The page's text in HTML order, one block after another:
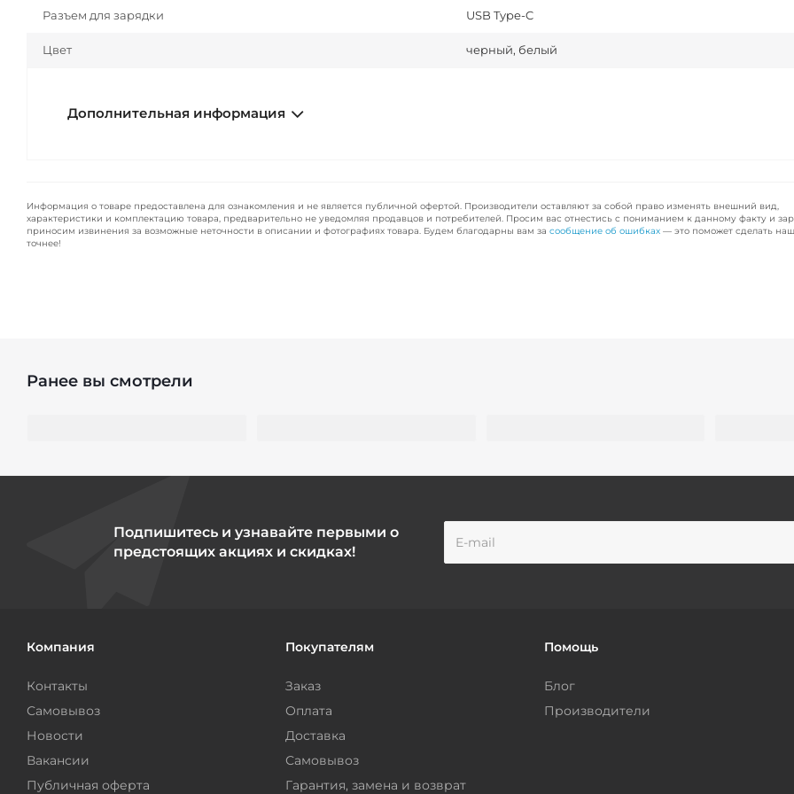
Разъем для зарядки USB Type-C
Цвет черный, белый
Дополнительная информация
Информация о товаре предоставлена для ознакомления и не является публичной офертой. Производители оставляют за собой право изменять внешний вид,
характеристики и комплектацию товара, предварительно не уведомляя продавцов и потребителей. Просим вас отнестись с пониманием к данному факту и
приносим извинения за возможные неточности в описании и фотографиях товара. Будем благодарны вам за сообщение об ошибках — это поможет сделать
точнее!
Ранее вы смотрели
Подпишитесь и узнавайте первыми о
предстоящих акциях и скидках!
Компания
Контакты
Самовывоз
Новости
Вакансии
Публичная оферта
Покупателям
Заказ
Оплата
Доставка
Самовывоз
Гарантия, замена и возврат
Помощь
Блог
Производители